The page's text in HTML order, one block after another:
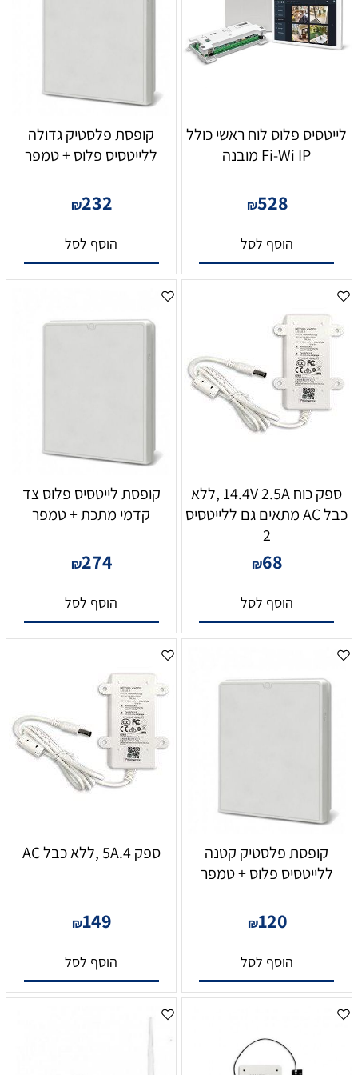
לייטסיס פלוס לוח ראשי כולל
Fi-Wi IP מובנה
₪528
הוסף לסל
קופסת פלסטיק גדולה
ללייטסיס פלוס + טמפר
₪232
הוסף לסל
ספק כוח 14.4V 2.5A ,ללא
כבל AC מתאים גם ללייטסיס
2
₪68
הוסף לסל
קופסת לייטסיס פלוס צד
קדמי מתכת + טמפר
₪274
הוסף לסל
קופסת פלסטיק קטנה
ללייטסיס פלוס + טמפר
₪120
הוסף לסל
ספק 5A.4 ,ללא כבל AC
₪149
הוסף לסל